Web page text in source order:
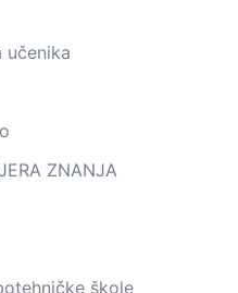
učenika
ZNANJA
škole